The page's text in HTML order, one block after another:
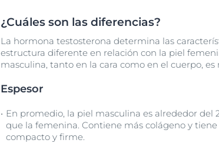
¿Cuáles son las diferencias?
La hormona testosterona determina las
estructura diferente en relación con la piel
masculina, tanto en la cara como en el cuerpo,
Espesor
En promedio, la piel masculina es alrededor del
que la femenina. Contiene más colágeno y
compacto y firme.